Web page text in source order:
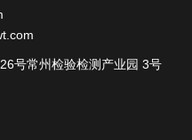
号常州检验检测产业园 3号